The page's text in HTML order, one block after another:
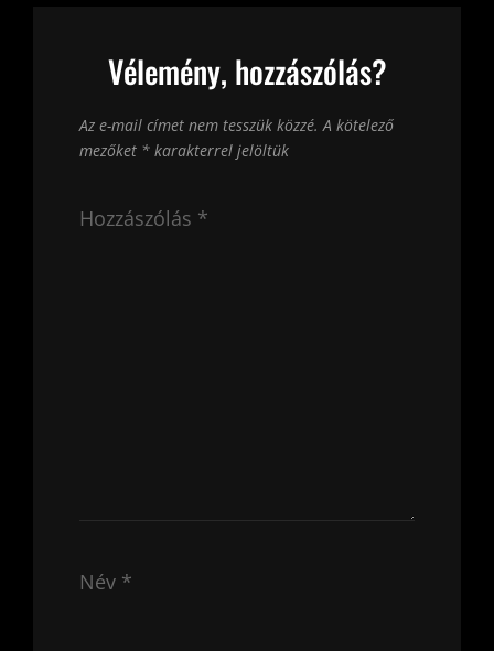
Vélemény, hozzászólás?
Az e-mail címet nem tesszük közzé. A kötelező
mezőket * karakterrel jelöltük
Hozzászólás *
Név *